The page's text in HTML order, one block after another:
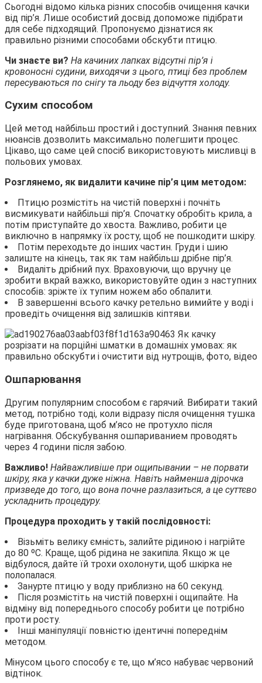
Сьогодні відомо кілька різних способів очищення качки
від пір’я. Лише особистий досвід допоможе підібрати
для себе підходящий. Пропонуємо дізнатися як
правильно різними способами обскубти птицю.
Чи знаєте ви? На качиних лапках відсутні пір’я і
кровоносні судини, виходячи з цього, птиці без проблем
пересуваються по снігу та льоду без відчуття холоду.
Сухим способом
Цей метод найбільш простий і доступний. Знання певних
нюансів дозволить максимально полегшити процес.
Цікаво, що саме цей спосіб використовують мисливці в
польових умовах.
Розглянемо, як видалити качине пір’я цим методом:
Птицю розмістіть на чистій поверхні і почніть
висмикувати найбільші пір’я. Спочатку обробіть крила, а
потім приступайте до хвоста. Важливо, робити це
виключно в напрямку їх росту, щоб не пошкодити шкіру.
Потім переходьте до інших частин. Груди і шию
залиште на кінець, так як там найбільш дрібне пір’я.
Видаліть дрібний пух. Враховуючи, що вручну це
зробити вкрай важко, використовуйте один з наступних
способів: зріжте їх тупим ножем або обпалити.
В завершенні всього качку ретельно вимийте у воді і
проведіть очищення від залишків кіптяви.
Ошпарювання
Другим популярним способом є гарячий. Вибирати такий
метод, потрібно тоді, коли відразу після очищення тушка
буде приготована, щоб м’ясо не протухло після
нагрівання. Обскубування ошпариванием проводять
через 4 години після забою.
Важливо! Найважливіше при ощипывании – не порвати
шкіру, яка у качки дуже ніжна. Навіть найменша дірочка
призведе до того, що вона почне разлазиться, а це суттєво
ускладнить процедуру.
Процедура проходить у такій послідовності:
Візьміть велику ємність, залийте рідиною і нагрійте
до 80 ºС. Краще, щоб рідина не закипіла. Якщо ж це
відбулося, дайте їй трохи охолонути, щоб шкірка не
полопалася.
Занурте птицю у воду приблизно на 60 секунд.
Після розмістіть на чистій поверхні і ощипайте. На
відміну від попереднього способу робити це потрібно
проти росту.
Інші маніпуляції повністю ідентичні попереднім
методом.
Мінусом цього способу є те, що м’ясо набуває червоний
відтінок.